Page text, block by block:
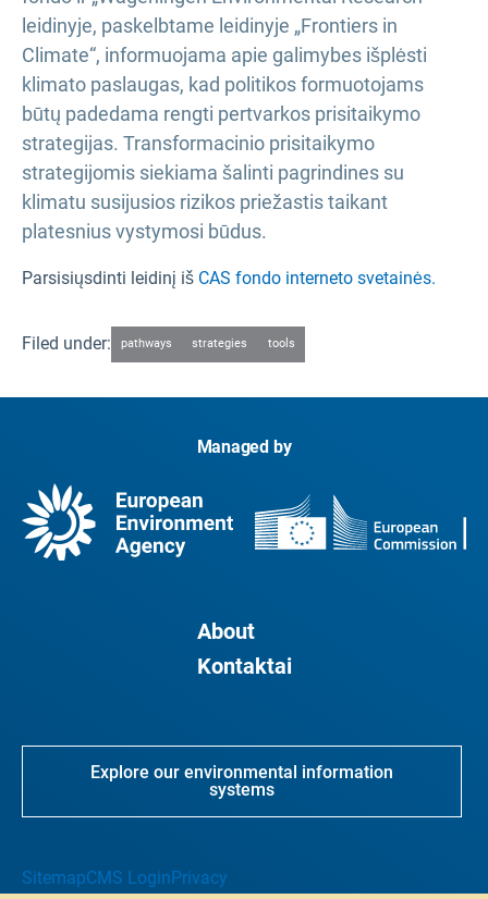
leidinyje, paskelbtame leidinyje „Frontiers in
Climate“, informuojama apie galimybes išplėsti
klimato paslaugas, kad politikos formuotojams
būtų padedama rengti pertvarkos prisitaikymo
strategijas. Transformacinio prisitaikymo
strategijomis siekiama šalinti pagrindines su
klimatu susijusios rizikos priežastis taikant
platesnius vystymosi būdus.
Parsisiųsdinti leidinį iš CAS fondo interneto svetainės.
Filed under: pathways strategies tools
Managed by
About
Kontaktai
Explore our environmental information
systems
SitemapCMS Login Privacy